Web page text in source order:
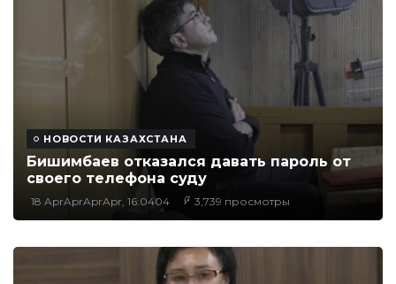
НОВОСТИ КАЗАХСТАНА
Бишимбаев отказался давать пароль от
своего телефона суду
18 AprAprAprApr, 16:0404 3,739 просмотры